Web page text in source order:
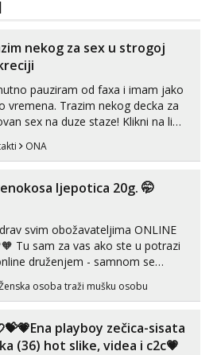
nekog za sex u strogoj
pauziram od faxa i imam jako
vremena. Trazim nekog decka za
sex na duze staze! Klikni na link
ONA
ljepotica 20g. 🤭
svim obožavateljima ONLINE
Tu sam za vas ako ste u potrazi
druženjem - samnom se
zabaviti preko videopoziva, ili
nisam dovoljna radim i u paru i
i vruća tipkanja uz slike i hot
Za vas sam pripremila ...
osoba traži mušku osobu
playboy zečica-sisata
(36) hot slike, videa i c2c💗